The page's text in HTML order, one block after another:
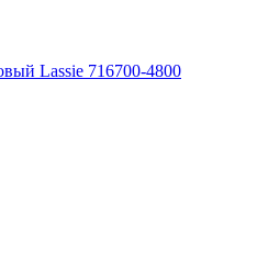
Lassie 716700-4800